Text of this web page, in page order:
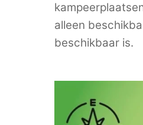
alleen
beschikbaar is.